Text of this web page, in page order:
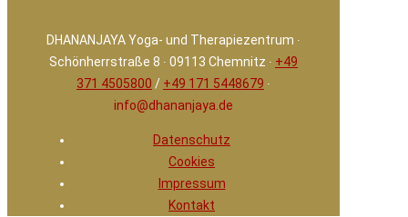
DHANANJAYA Yoga- und Therapiezentrum ∙
Schönherrstraße 8 ∙ 09113 Chemnitz ∙ +49
371 4505800 / +49 171 5448679 ∙
info@dhananjaya.de
Datenschutz
Cookies
Impressum
Kontakt